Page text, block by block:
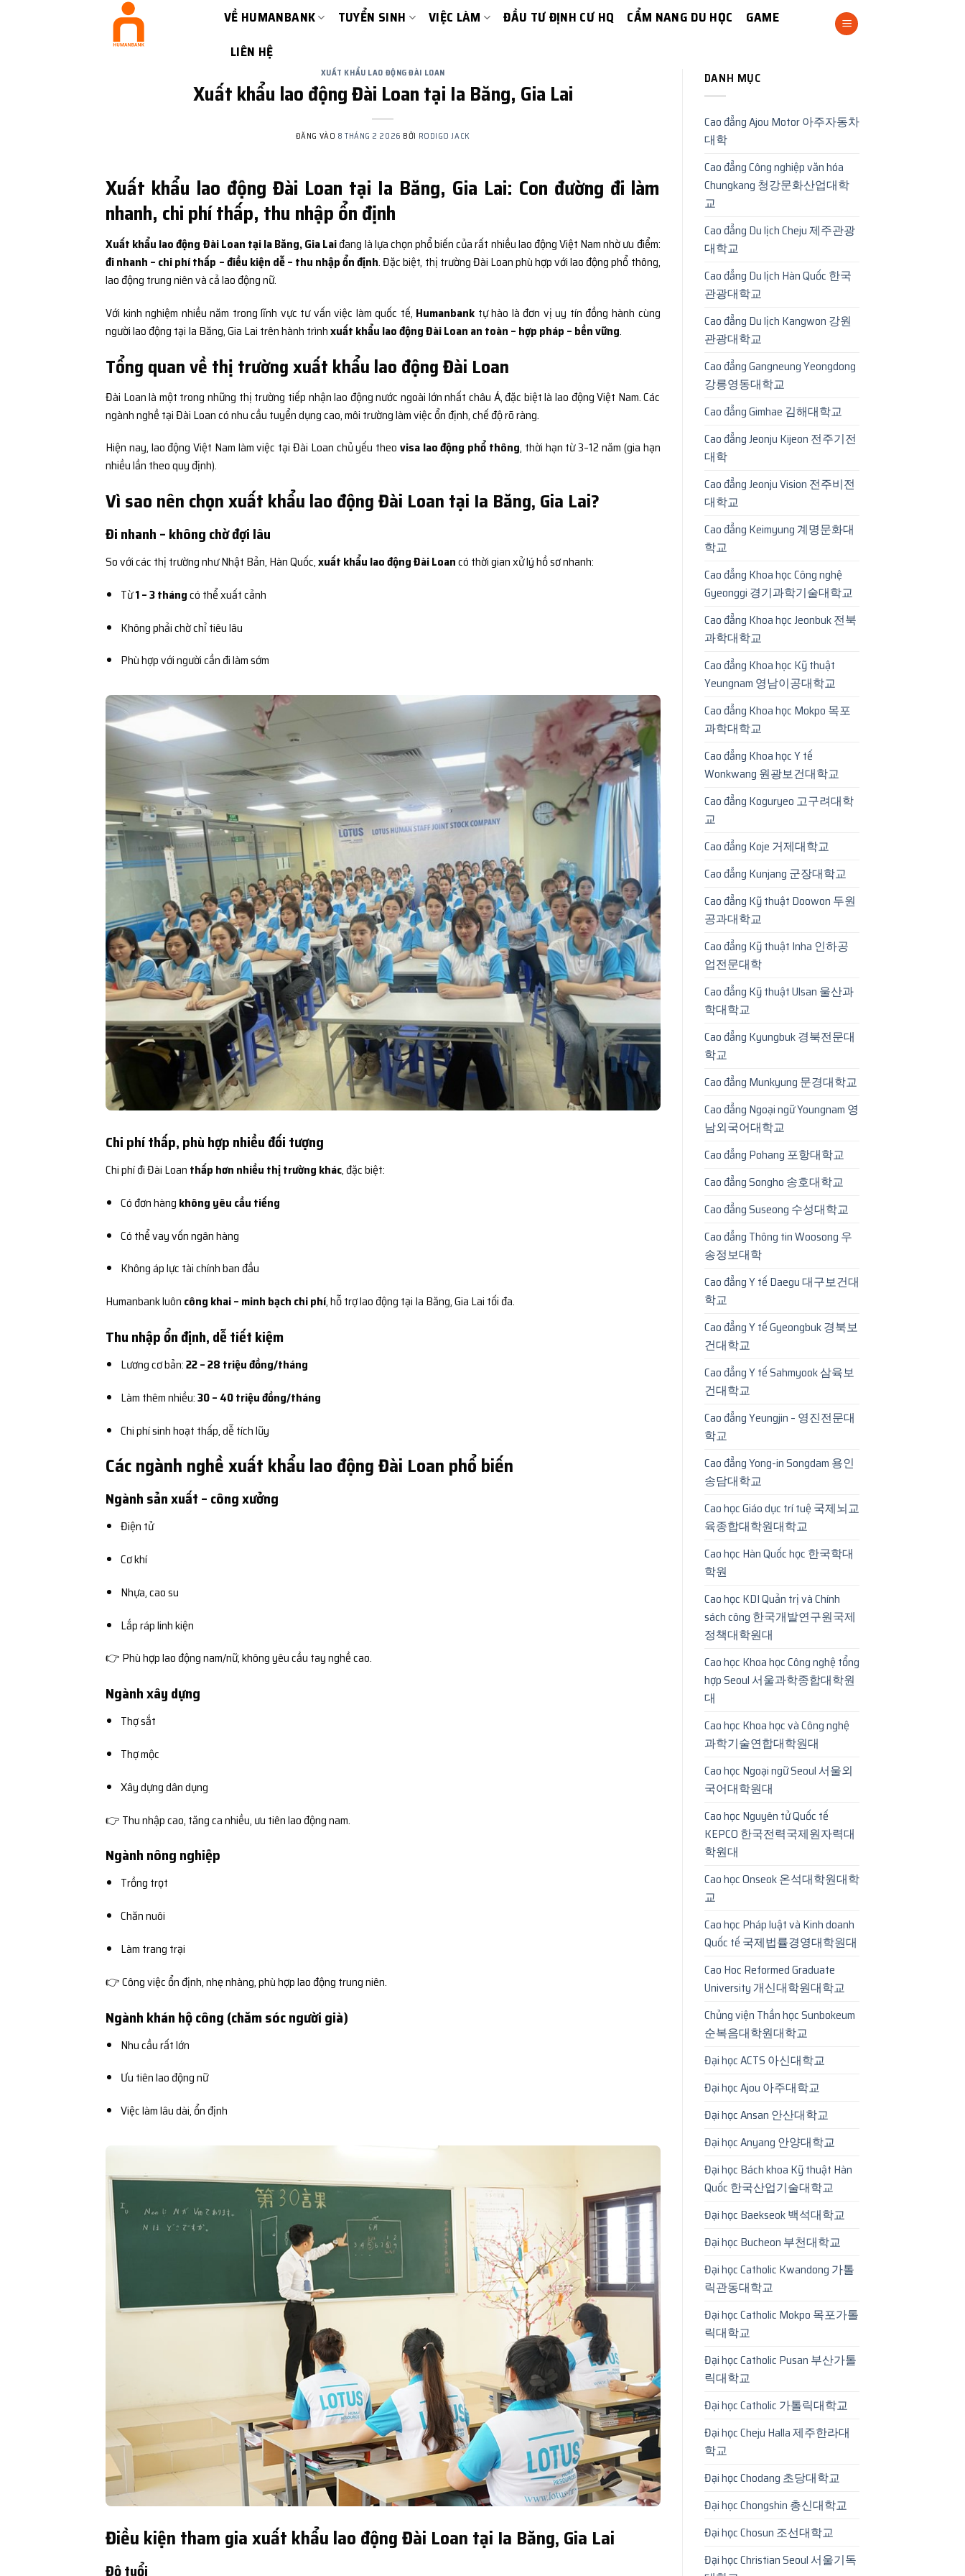
VỀ HUMANBANK TUYỂN SINH VIỆC LÀM ĐẦU TƯ ĐỊNH CƯ HQ CẨM NANG DU HỌC
GAME
LIÊN HỆ
XUẤT KHẨU LAO ĐỘNG ĐÀI LOAN
Xuất khẩu lao động Đài Loan tại Ia Băng, Gia Lai
ĐĂNG VÀO 8 THÁNG 2 2026 BỞI RODIGO JACK
Xuất khẩu lao động Đài Loan tại Ia Băng, Gia Lai: Con đường đi làm
nhanh, chi phí thấp, thu nhập ổn định
Xuất khẩu lao động Đài Loan tại Ia Băng, Gia Laiđang là lựa chọn phổ biến của rất nhiều lao động Việt Nam nhờ ưu điểm:
đi nhanh – chi phí thấp – điều kiện dễ – thu nhập ổn định. Đặc biệt, thị trường Đài Loan phù hợp với lao động phổ thông,
lao động trung niên và cả lao động nữ.
Với kinh nghiệm nhiều năm trong lĩnh vực tư vấn việc làm quốc tế, Humanbank tự hào là đơn vị uy tín đồng hành cùng
người lao động tại Ia Băng, Gia Lai trên hành trìnhxuất khẩu lao động Đài Loan an toàn – hợp pháp – bền vững.
Tổng quan về thị trường xuất khẩu lao động Đài Loan
Đài Loan là một trong những thị trường tiếp nhận lao động nước ngoài lớn nhất châu Á, đặc biệt là lao động Việt Nam. Các
ngành nghề tại Đài Loan có nhu cầu tuyển dụng cao, môi trường làm việc ổn định, chế độ rõ ràng.
Hiện nay, lao động Việt Nam làm việc tại Đài Loan chủ yếu theo visa lao động phổ thông, thời hạn từ 3–12 năm (gia hạn
nhiều lần theo quy định).
Vì sao nên chọn xuất khẩu lao động Đài Loan tại Ia Băng, Gia Lai?
Đi nhanh – không chờ đợi lâu
So với các thị trường như Nhật Bản, Hàn Quốc,xuất khẩu lao động Đài Loancó thời gian xử lý hồ sơ nhanh:
Từ1 – 3 thángcó thể xuất cảnh
Không phải chờ chỉ tiêu lâu
Phù hợp với người cần đi làm sớm
Chi phí thấp, phù hợp nhiều đối tượng
Chi phí đi Đài Loan thấp hơn nhiều thị trường khác, đặc biệt:
Có đơn hàng không yêu cầu tiếng
Có thể vay vốn ngân hàng
Không áp lực tài chính ban đầu
Humanbank luôn công khai – minh bạch chi phí, hỗ trợ lao động tại Ia Băng, Gia Lai tối đa.
Thu nhập ổn định, dễ tiết kiệm
Lương cơ bản:22 – 28 triệu đồng/tháng
Làm thêm nhiều:30 – 40 triệu đồng/tháng
Chi phí sinh hoạt thấp, dễ tích lũy
Các ngành nghề xuất khẩu lao động Đài Loan phổ biến
Ngành sản xuất – công xưởng
Điện tử
Cơ khí
Nhựa, cao su
Lắp ráp linh kiện
👉 Phù hợp lao động nam/nữ, không yêu cầu tay nghề cao.
Ngành xây dựng
Thợ sắt
Thợ mộc
Xây dựng dân dụng
👉 Thu nhập cao, tăng ca nhiều, ưu tiên lao động nam.
Ngành nông nghiệp
Trồng trọt
Chăn nuôi
Làm trang trại
👉 Công việc ổn định, nhẹ nhàng, phù hợp lao động trung niên.
Ngành khán hộ công (chăm sóc người già)
Nhu cầu rất lớn
Ưu tiên lao động nữ
Việc làm lâu dài, ổn định
Điều kiện tham gia xuất khẩu lao động Đài Loan tại Ia Băng, Gia Lai
Độ tuổi
DANH MỤC
Cao đẳng Ajou Motor 아주자동차
대학
Cao đẳng Công nghiệp văn hóa
Chungkang 청강문화산업대학
교
Cao đẳng Du lịch Cheju 제주관광
대학교
Cao đẳng Du lịch Hàn Quốc 한국
관광대학교
Cao đẳng Du lịch Kangwon 강원
관광대학교
Cao đẳng Gangneung Yeongdong
강릉영동대학교
Cao đẳng Gimhae 김해대학교
Cao đẳng Jeonju Kijeon 전주기전
대학
Cao đẳng Jeonju Vision 전주비전
대학교
Cao đẳng Keimyung 계명문화대
학교
Cao đẳng Khoa học Công nghệ
Gyeonggi 경기과학기술대학교
Cao đẳng Khoa học Jeonbuk 전북
과학대학교
Cao đẳng Khoa học Kỹ thuật
Yeungnam 영남이공대학교
Cao đẳng Khoa học Mokpo 목포
과학대학교
Cao đẳng Khoa học Y tế
Wonkwang 원광보건대학교
Cao đẳng Koguryeo 고구려대학
교
Cao đẳng Koje 거제대학교
Cao đẳng Kunjang 군장대학교
Cao đẳng Kỹ thuật Doowon 두원
공과대학교
Cao đẳng Kỹ thuật Inha 인하공
업전문대학
Cao đẳng Kỹ thuật Ulsan 울산과
학대학교
Cao đẳng Kyungbuk 경북전문대
학교
Cao đẳng Munkyung 문경대학교
Cao đẳng Ngoại ngữ Youngnam 영
남외국어대학교
Cao đẳng Pohang 포항대학교
Cao đẳng Songho 송호대학교
Cao đẳng Suseong 수성대학교
Cao đẳng Thông tin Woosong 우
송정보대학
Cao đẳng Y tế Daegu 대구보건대
학교
Cao đẳng Y tế Gyeongbuk 경북보
건대학교
Cao đẳng Y tế Sahmyook 삼육보
건대학교
Cao đẳng Yeungjin – 영진전문대
학교
Cao đẳng Yong-in Songdam 용인
송담대학교
Cao học Giáo dục trí tuệ 국제뇌교
육종합대학원대학교
Cao học Hàn Quốc học 한국학대
학원
Cao học KDI Quản trị và Chính
sách công 한국개발연구원국제
정책대학원대
Cao học Khoa học Công nghệ tổng
hợp Seoul 서울과학종합대학원
대
Cao học Khoa học và Công nghệ
과학기술연합대학원대
Cao học Ngoại ngữ Seoul 서울외
국어대학원대
Cao học Nguyên tử Quốc tế
KEPCO 한국전력국제원자력대
학원대
Cao học Onseok 온석대학원대학
교
Cao học Pháp luật và Kinh doanh
Quốc tế 국제법률경영대학원대
Cao Hoc Reformed Graduate
University 개신대학원대학교
Chủng viện Thần học Sunbokeum
순복음대학원대학교
Đại học ACTS 아신대학교
Đại học Ajou 아주대학교
Đại học Ansan 안산대학교
Đại học Anyang 안양대학교
Đại học Bách khoa Kỹ thuật Hàn
Quốc 한국산업기술대학교
Đại học Baekseok 백석대학교
Đại học Bucheon 부천대학교
Đại học Catholic Kwandong 가톨
릭관동대학교
Đại học Catholic Mokpo 목포가톨
릭대학교
Đại học Catholic Pusan 부산가톨
릭대학교
Đại học Catholic 가톨릭대학교
Đại học Cheju Halla 제주한라대
학교
Đại học Chodang 초당대학교
Đại học Chongshin 총신대학교
Đại học Chosun 조선대학교
Đại học Christian Seoul 서울기독